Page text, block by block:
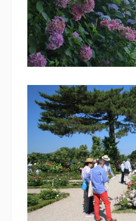
Secrets de
9
Défilé de
de